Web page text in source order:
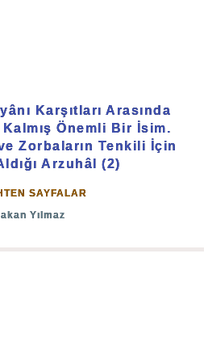
Karşıtları Arasında
Kalmış Önemli Bir İsim.
Zorbaların Tenkili İçin
Arzuhâl (2)
SAYFALAR
Yılmaz